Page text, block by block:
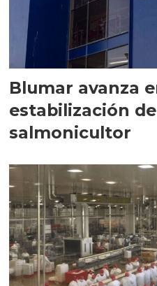
Blumar avanza
estabilización
salmonicultor